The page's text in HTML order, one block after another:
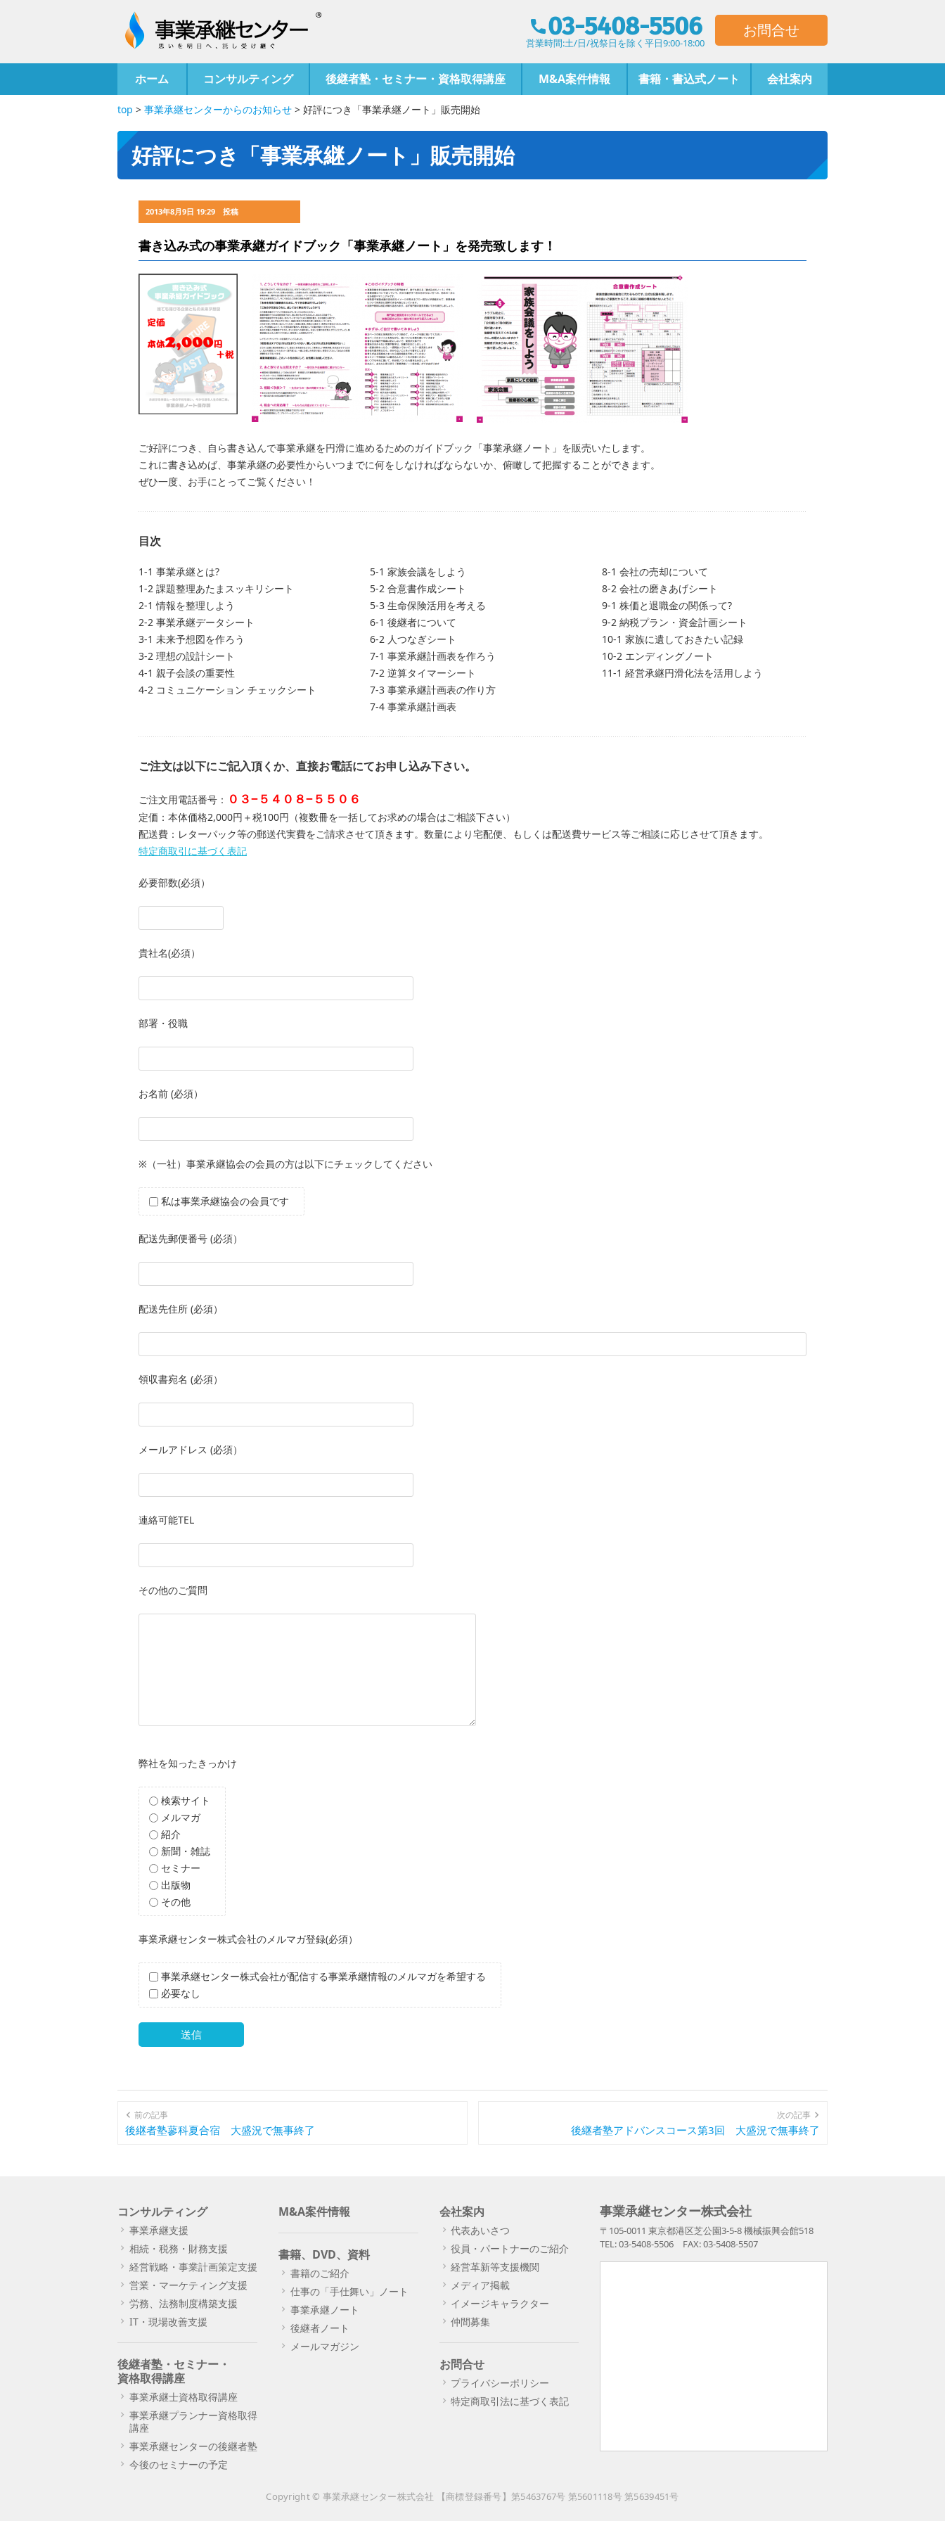
03-5408-5506
営業時間:土/日/祝祭日を除く平日9:00-18:00
お問合せ
ホーム コンサルティング 後継者塾・セミナー・資格取得講座 M&A案件情報 書籍・書込式ノート 会社案内
top > 事業承継センターからのお知らせ > 好評につき「事業承継ノート」販売開始
好評につき「事業承継ノート」販売開始
2013年8月9日 19:29 投稿
書き込み式の事業承継ガイドブック「事業承継ノート」を発売致します！
ご好評につき、自ら書き込んで事業承継を円滑に進めるためのガイドブック「事業承継ノート」を販売いたします。
これに書き込めば、事業承継の必要性からいつまでに何をしなければならないか、俯瞰して把握することができます。
ぜひ一度、お手にとってご覧ください！
目次
1-1 事業承継とは?
1-2 課題整理あたまスッキリシート
2-1 情報を整理しよう
2-2 事業承継データシート
3-1 未来予想図を作ろう
3-2 理想の設計シート
4-1 親子会談の重要性
4-2 コミュニケーション チェックシート
5-1 家族会議をしよう
5-2 合意書作成シート
5-3 生命保険活用を考える
6-1 後継者について
6-2 人つなぎシート
7-1 事業承継計画表を作ろう
7-2 逆算タイマーシート
7-3 事業承継計画表の作り方
7-4 事業承継計画表
8-1 会社の売却について
8-2 会社の磨きあげシート
9-1 株価と退職金の関係って?
9-2 納税プラン・資金計画シート
10-1 家族に遺しておきたい記録
10-2 エンディングノート
11-1 経営承継円滑化法を活用しよう
ご注文は以下にご記入頂くか、直接お電話にてお申し込み下さい。
ご注文用電話番号： ０３−５４０８−５５０６
定価：本体価格2,000円＋税100円（複数冊を一括してお求めの場合はご相談下さい）
配送費：レターパック等の郵送代実費をご請求させて頂きます。数量により宅配便、もしくは配送費サービス等ご相談に応じさせて頂きます。
特定商取引に基づく表記
必要部数(必須）
貴社名(必須）
部署・役職
お名前 (必須）
※（一社）事業承継協会の会員の方は以下にチェックしてください
私は事業承継協会の会員です
配送先郵便番号 (必須）
配送先住所 (必須）
領収書宛名 (必須）
メールアドレス (必須）
連絡可能TEL
その他のご質問
弊社を知ったきっかけ
検索サイト
メルマガ
紹介
新聞・雑誌
セミナー
出版物
その他
事業承継センター株式会社のメルマガ登録(必須）
事業承継センター株式会社が配信する事業承継情報のメルマガを希望する
必要なし
e
r
e
:
前の記事
後継者塾蓼科夏合宿 大盛況で無事終了
次の記事
後継者塾アドバンスコース第3回 大盛況で無事終了
コンサルティング
事業承継支援
相続・税務・財務支援
経営戦略・事業計画策定支援
営業・マーケティング支援
労務、法務制度構築支援
IT・現場改善支援
後継者塾・セミナー・
資格取得講座
事業承継士資格取得講座
事業承継プランナー資格取得
講座
事業承継センターの後継者塾
今後のセミナーの予定
M&A案件情報
書籍、DVD、資料
書籍のご紹介
仕事の「手仕舞い」ノート
事業承継ノート
後継者ノート
メールマガジン
会社案内
代表あいさつ
役員・パートナーのご紹介
経営革新等支援機関
メディア掲載
イメージキャラクター
仲間募集
お問合せ
プライバシーポリシー
特定商取引法に基づく表記
事業承継センター株式会社
〒105-0011 東京都港区芝公園3-5-8 機械振興会館518
TEL: 03-5408-5506 FAX: 03-5408-5507
Copyright © 事業承継センター株式会社 【商標登録番号】第5463767号 第5601118号 第5639451号